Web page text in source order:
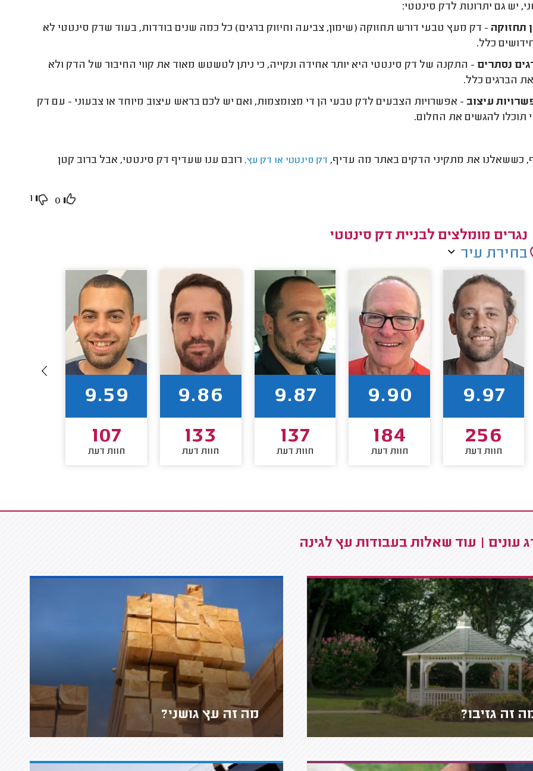
יש גם יתרונות לדק סינטטי:
תחזוקה - דק מעץ טבעי דורש תחזוקה (שימון, צביעה וחיזוק ברגים) כל כמה שנים בודדות, בעוד שדק סינטטי לא
כלל.
נסתרים - התקנה של דק סינטטי היא יותר אחידה ונקייה, כי ניתן לטשטש מאוד את קווי החיבור של הדק ולא
הברגים כלל.
עיצוב - אפשרויות הצבעים לדק טבעי הן די מצומצמות, ואם יש לכם בראש עיצוב מיוחד או צבעוני - עם דק
תוכלו להגשים את החלום.
כששאלנו את מתקיני הדקים באתר מה עדיף, דק סינטטי או דק עץ,רובם ענו שעדיף דק סינטטי, אבל ברוב קטן
0
1
נגרים מומלצים לבניית דק סינטטי
בחירת עיר
9.97
256
חוות דעת
9.90
184
חוות דעת
9.87
137
חוות דעת
9.86
133
חוות דעת
9.59
107
חוות דעת
עונים | עוד שאלות בעבודות עץ לגינה
זה גזיבו? מה זה עץ גושני?